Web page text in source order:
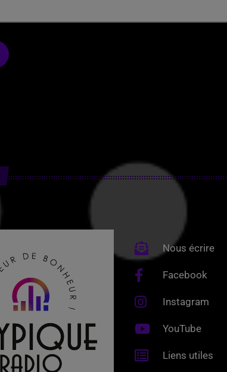
Nous écrire
Facebook
Instagram
YouTube
Liens utiles